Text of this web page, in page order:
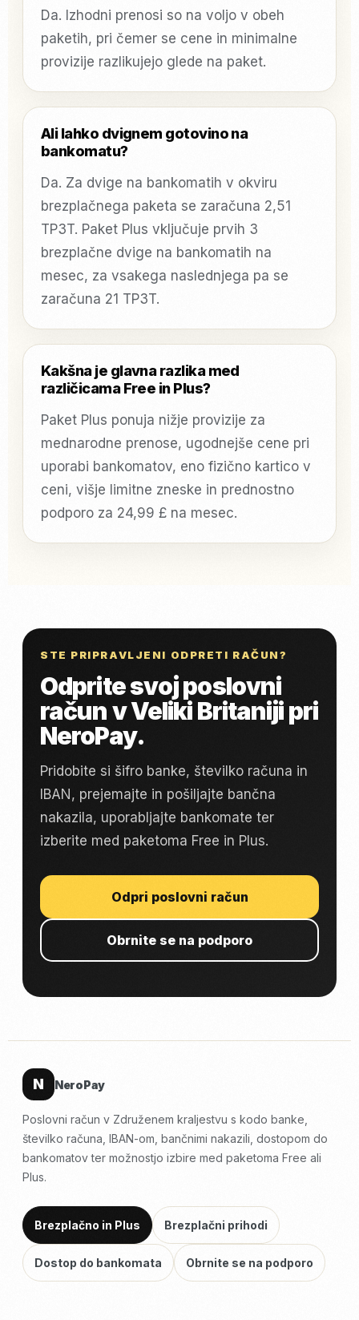
Da. Izhodni prenosi so na voljo v obeh
paketih, pri čemer se cene in minimalne
provizije razlikujejo glede na paket.
Ali lahko dvignem gotovino na
bankomatu?
Da. Za dvige na bankomatih v okviru
brezplačnega paketa se zaračuna 2,51
TP3T. Paket Plus vključuje prvih 3
brezplačne dvige na bankomatih na
mesec, za vsakega naslednjega pa se
zaračuna 21 TP3T.
Kakšna je glavna razlika med
različicama Free in Plus?
Paket Plus ponuja nižje provizije za
mednarodne prenose, ugodnejše cene pri
uporabi bankomatov, eno fizično kartico v
ceni, višje limitne zneske in prednostno
podporo za 24,99 £ na mesec.
STE PRIPRAVLJENI ODPRETI RAČUN?
Odprite svoj poslovni
račun v Veliki Britaniji pri
NeroPay.
Pridobite si šifro banke, številko računa in
IBAN, prejemajte in pošiljajte bančna
nakazila, uporabljajte bankomate ter
izberite med paketoma Free in Plus.
Odpri poslovni račun
Obrnite se na podporo
N NeroPay
Poslovni račun v Združenem kraljestvu s kodo banke,
številko računa, IBAN-om, bančnimi nakazili, dostopom do
bankomatov ter možnostjo izbire med paketoma Free ali
Plus.
Brezplačno in Plus Brezplačni prihodi
Dostop do bankomata Obrnite se na podporo